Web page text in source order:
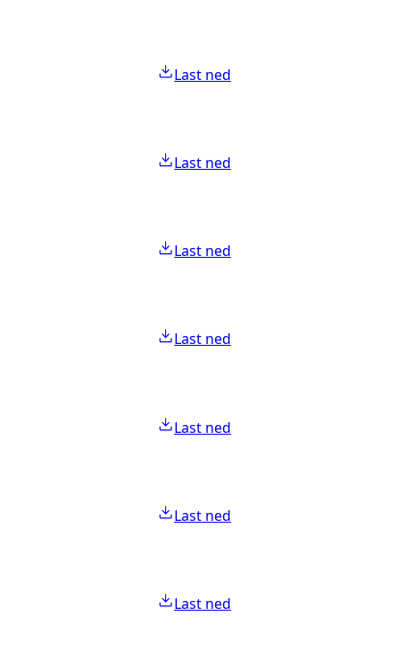
Last ned
Last ned
Last ned
Last ned
Last ned
Last ned
Last ned